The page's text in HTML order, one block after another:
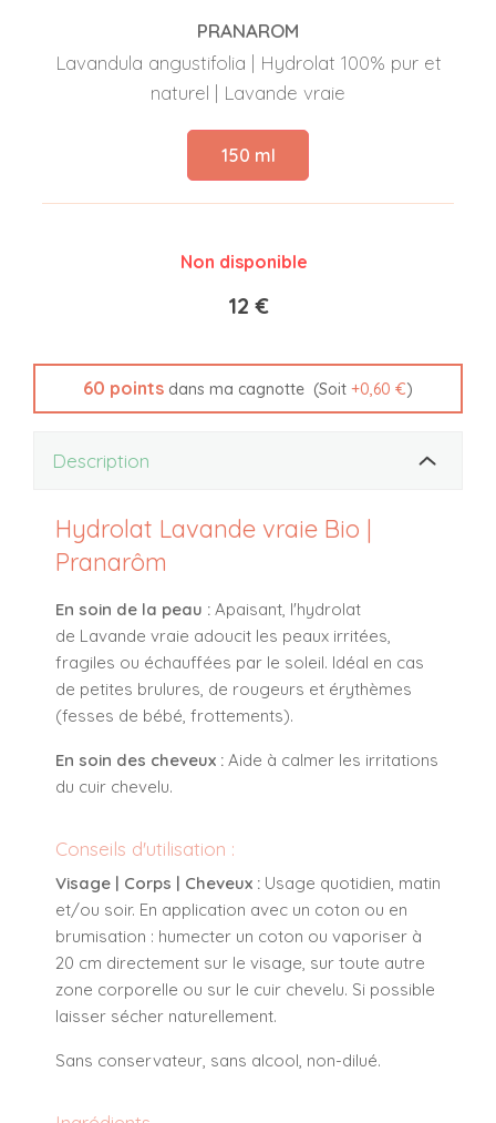
PRANAROM
Lavandula angustifolia | Hydrolat 100% pur et
naturel | Lavande vraie
150 ml
Non disponible
12 €
60 points dans ma cagnotte (Soit +0,60 €)
Description
Hydrolat Lavande vraie Bio |
Pranarôm
En soin de la peau : Apaisant, l'hydrolat
de Lavande vraie adoucit les peaux irritées,
fragiles ou échauffées par le soleil. Idéal en cas
de petites brulures, de rougeurs et érythèmes
(fesses de bébé, frottements).
En soin des cheveux : Aide à calmer les irritations
du cuir chevelu.
Conseils d'utilisation :
Visage | Corps | Cheveux : Usage quotidien, matin
et/ou soir. En application avec un coton ou en
brumisation : humecter un coton ou vaporiser à
20 cm directement sur le visage, sur toute autre
zone corporelle ou sur le cuir chevelu. Si possible
laisser sécher naturellement.
Sans conservateur, sans alcool, non-dilué.